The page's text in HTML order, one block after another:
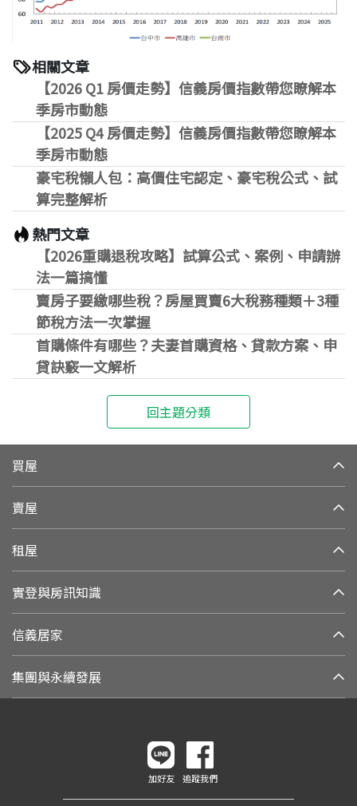
相關文章
【2026 Q1 房價走勢】信義房價指數帶您瞭解本
季房市動態
【2025 Q4 房價走勢】信義房價指數帶您瞭解本
季房市動態
豪宅稅懶人包：高價住宅認定、豪宅稅公式、試
算完整解析
熱門文章
【2026重購退稅攻略】試算公式、案例、申請辦
法一篇搞懂
賣房子要繳哪些稅？房屋買賣6大稅務種類＋3種
節稅方法一次掌握
首購條件有哪些？夫妻首購資格、貸款方案、申
貸訣竅一文解析
回主題分類
買屋
賣屋
租屋
實登與房訊知識
信義居家
集團與永續發展
加好友 追蹤我們